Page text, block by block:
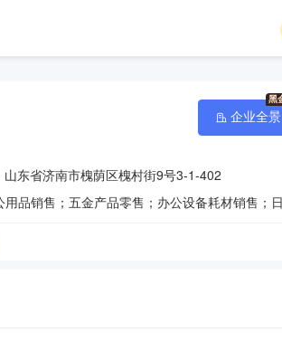
山东省济南市槐荫区槐村街9号3-1-402
企业全景